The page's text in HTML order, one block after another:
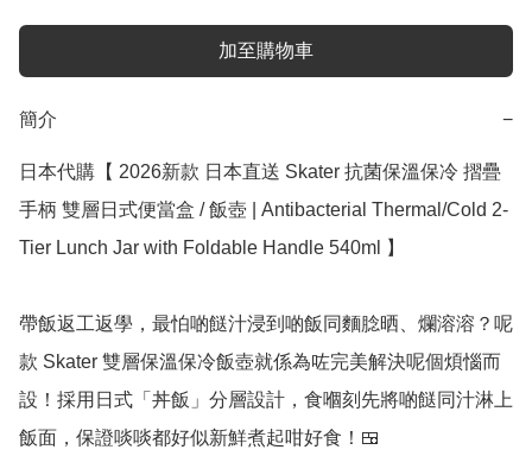
加至購物車
簡介 −
日本代購【 2026新款 日本直送 Skater 抗菌保溫保冷 摺疊
手柄 雙層日式便當盒 / 飯壺 | Antibacterial Thermal/Cold 2-
Tier Lunch Jar with Foldable Handle 540ml 】
帶飯返工返學，最怕啲餸汁浸到啲飯同麵腍晒、爛溶溶？呢
款 Skater 雙層保溫保冷飯壺就係為咗完美解決呢個煩惱而
設！採用日式「丼飯」分層設計，食嗰刻先將啲餸同汁淋上
飯面，保證啖啖都好似新鮮煮起咁好食！🍱